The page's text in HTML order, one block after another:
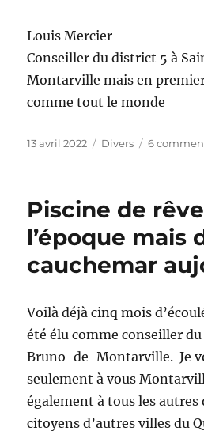
Louis Mercier
Conseiller du district 5 à
Montarville mais en
comme tout le monde
Publié
13 avril 2022 Catégories
Divers 6
Piscine de
l’époque mais
cauchemar
Voilà déjà cinq mois
été élu comme conseiller
Bruno-de-Montarville. Je
seulement à vous
également à tous les autres
citoyens d’autres villes du